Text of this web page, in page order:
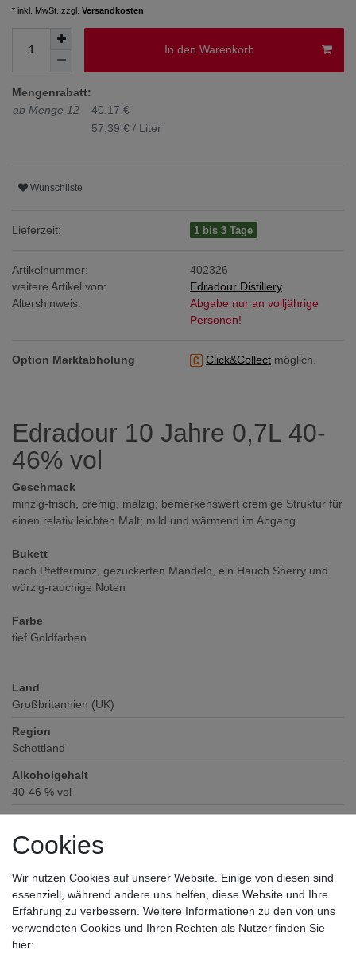
* inkl. MwSt. zzgl. Versandkosten
In den Warenkorb
Mengenrabatt:
ab Menge 12
40,17 €
57,39 € / Liter
Wunschliste
Lieferzeit: 1 bis 3 Tage
Artikelnummer:
402326
weitere Artikel von:
Edradour Distillery
Altershinweis:
Abgabe nur an volljährige
Personen!
Option Marktabholung Click&Collect möglich.
Edradour 10 Jahre 0,7L 40-
46% vol
Geschmack
minzig-frisch, cremig, malzig; bemerkenswert cremige Struktur für
einen relativ leichten Malt; mild und wärmend im Abgang
Bukett
nach Pfefferminz, gezuckerten Mandeln, ein Hauch Sherry und
würzig-rauchige Noten
Farbe
tief Goldfarben
Land
Großbritannien (UK)
Region
Schottland
Alkoholgehalt
40-46 % vol
Verschluss
Schraubverschluss
enthält Farbstoff
Hersteller / Importeur
Haromex Development GmbH, Welhersfeld 45, 41379 Brüggen
Cookies
Wir nutzen Cookies auf unserer Website. Einige von diesen sind
essenziell, während andere uns helfen, diese Website und Ihre
Erfahrung zu verbessern. Weitere Informationen zu den von uns
verwendeten Cookies und Ihren Rechten als Nutzer finden Sie
hier: